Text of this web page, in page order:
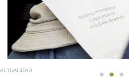
ACTUALIDAD